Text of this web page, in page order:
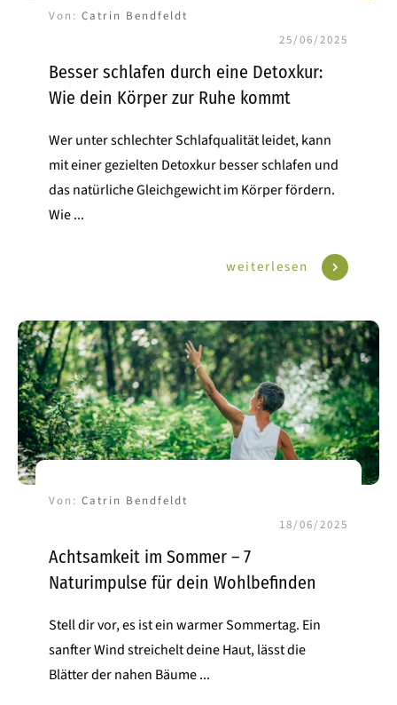
Von:Catrin Bendfeldt
25/06/2025
Besser schlafen durch eine Detoxkur:
Wie dein Körper zur Ruhe kommt
Wer unter schlechter Schlafqualität leidet, kann
mit einer gezielten Detoxkur besser schlafen und
das natürliche Gleichgewicht im Körper fördern.
Wie...
weiterlesen
Von:Catrin Bendfeldt
18/06/2025
Achtsamkeit im Sommer – 7
Naturimpulse für dein Wohlbefinden
Stell dir vor, es ist ein warmer Sommertag. Ein
sanfter Wind streichelt deine Haut, lässt die
Blätter der nahen Bäume...